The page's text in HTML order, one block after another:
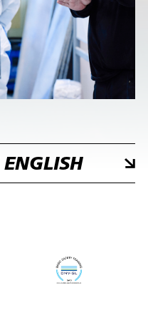
ENGLISH